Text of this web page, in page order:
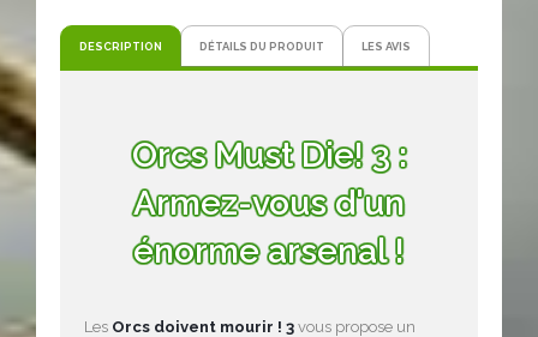
DESCRIPTION DÉTAILS DU PRODUIT LES AVIS
Orcs Must Die! 3 :
Armez-vous d'un
énorme arsenal !
Les Orcs doivent mourir ! 3 vous propose un